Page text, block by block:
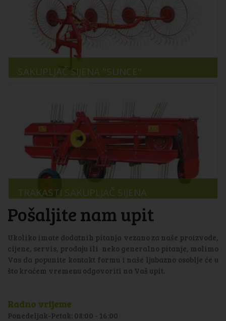
SAKUPLJAČ SIJENA "SUNCE"
TRAKASTI SAKUPLJAČ SIJENA
Pošaljite nam upit
Ukoliko imate dodatnih pitanja vezano za naše proizvode,
cijene, servis, prodaju ili neko generalno pitanje, molimo
Vas da popunite kontakt formu i naše ljubazno osoblje će u
što kraćem vremenu odgovoriti na Vaš upit.
Radno vrijeme
Ponedeljak-Petak: 08:00 - 16:00